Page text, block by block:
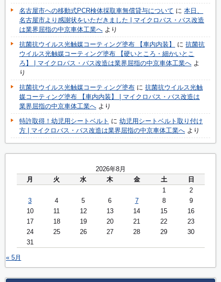
名古屋市への移動式PCR検体採取車無償貸与について に 本日、
名古屋市より感謝状をいただきました | マイクロバス・バス改造
は業界屈指の中京車体工業へ より
抗菌抗ウイルス光触媒コーティング塗布 【車内内装】
に 抗菌抗
ウイルス光触媒コーティング塗布 【硬いところ・細かいとこ
ろ】 | マイクロバス・バス改造は業界屈指の中京車体工業へ よ
り
抗菌抗ウイルス光触媒コーティング塗布 に 抗菌抗ウイルス光触
媒コーティング塗布 【車内内装】 | マイクロバス・バス改造は
業界屈指の中京車体工業へ より
特許取得！幼児用シートベルト に 幼児用シートベルト取り付け
方 | マイクロバス・バス改造は業界屈指の中京車体工業へ より
2026年8月
月
火 水 木 金 土
日
1
2
3
4 5 6 7 8
9
10
11 12 13 14 15
16
17
18 19 20 21 22
23
24
25 26 27 28 29
30
31
« 5月